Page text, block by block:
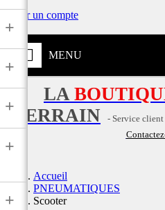
Créer un compte
MENU
+
+
+
+
+
LA
TERRAIN
- Service client
Accueil
PNEUMATIQUES
Scooter